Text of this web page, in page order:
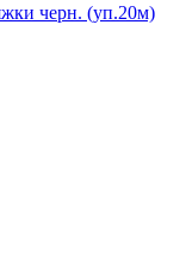
черн. (уп.20м)